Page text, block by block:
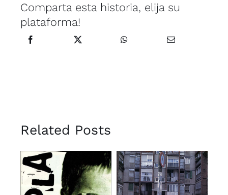
Comparta esta historia, elija su
plataforma!
Related Posts